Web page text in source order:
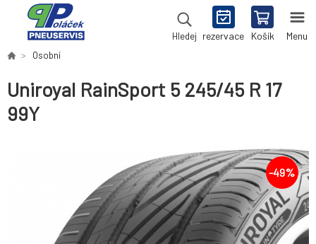
Hledej rezervace Košík Menu
Osobní
Uniroyal RainSport 5 245/45 R 17
99Y
-49%